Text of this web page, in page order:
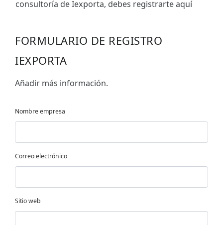
consultoría de Iexporta, debes registrarte aquí
FORMULARIO DE REGISTRO
IEXPORTA
Añadir más información.
Nombre empresa
Correo electrónico
Sitio web